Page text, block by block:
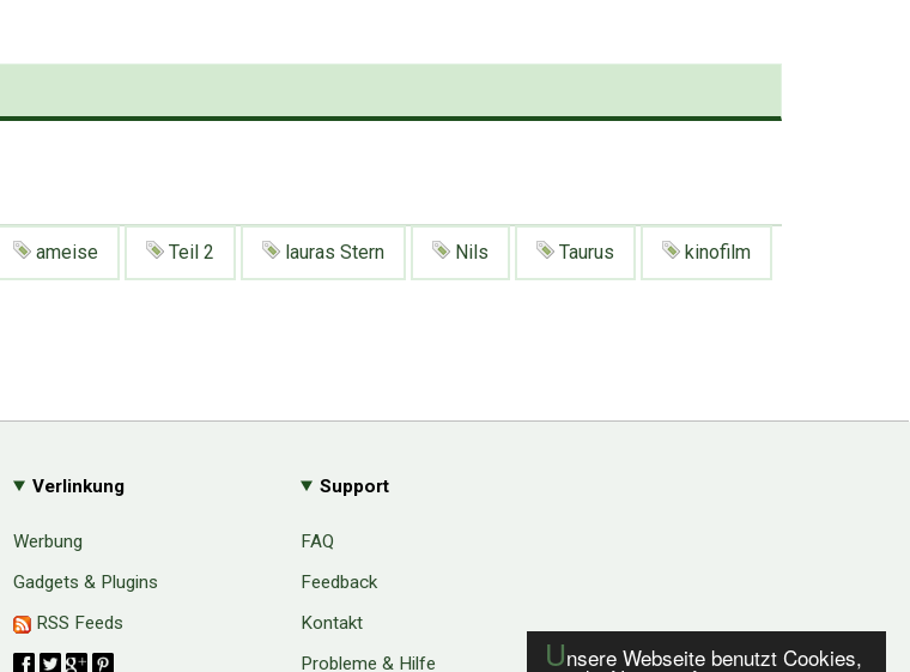
Unsere Webseite benutzt Cookies,
ameise Teil 2 lauras Stern Nils Taurus kinofilm
Verlinkung
Werbung
Gadgets & Plugins
RSS Feeds
Support
FAQ
Feedback
Kontakt
Probleme & Hilfe